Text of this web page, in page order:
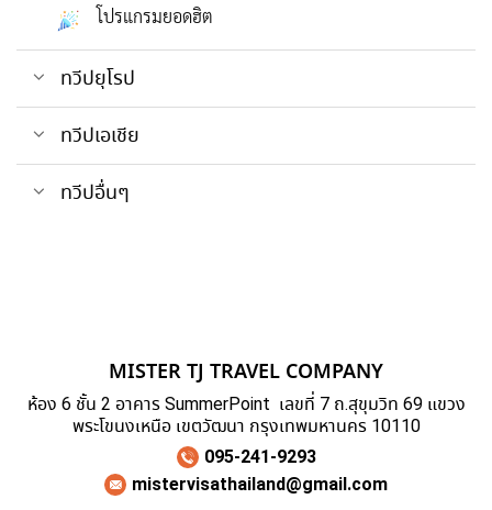
โปรแกรมยอดฮิต
ทวีปยุโรป
ทวีปเอเชีย
ทวีปอื่นๆ
MISTER TJ TRAVEL COMPANY
ห้อง 6 ชั้น 2 อาคาร SummerPoint เลขที่ 7 ถ.สุขุมวิท 69 แขวง
พระโขนงเหนือ เขตวัฒนา กรุงเทพมหานคร 10110
095-241-9293
mistervisathailand@gmail.com